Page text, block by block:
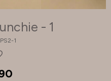
- 1
1